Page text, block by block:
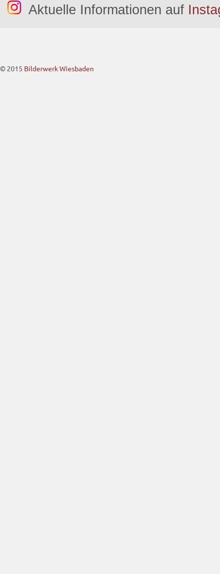
Aktuelle Informationen auf
© 2015 Bilderwerk Wiesbaden